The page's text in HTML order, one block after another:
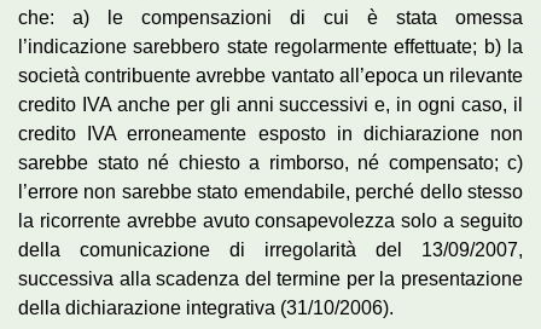
che: a) le compensazioni di cui è stata omessa
l’indicazione sarebbero state regolarmente effettuate; b) la
società contribuente avrebbe vantato all’epoca un rilevante
credito IVA anche per gli anni successivi e, in ogni caso, il
credito IVA erroneamente esposto in dichiarazione non
sarebbe stato né chiesto a rimborso, né compensato; c)
l’errore non sarebbe stato emendabile, perché dello stesso
la ricorrente avrebbe avuto consapevolezza solo a seguito
della comunicazione di irregolarità del 13/09/2007,
successiva alla scadenza del termine per la presentazione
della dichiarazione integrativa (31/10/2006).